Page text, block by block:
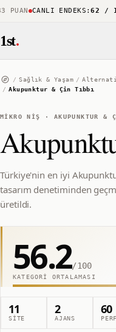
CANLI ENDEKS:62 / 100
1st.
/ Sağlık & Yaşam /
/ Akupunktur & Çin Tıbbı
MIKRO NIŞ · AKUPUNKTUR
Türkiye'nin en iyi
tasarım denetiminden
üretildi.
56.2/100
KATEGORI ORTALAMASI
11
SITE
2
AJANS
60